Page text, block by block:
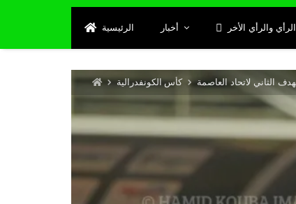
الرئيسية أخبار الرأي والرأي الأخر
كأس الكونفدرالية الثاني لاتحاد العاصمة